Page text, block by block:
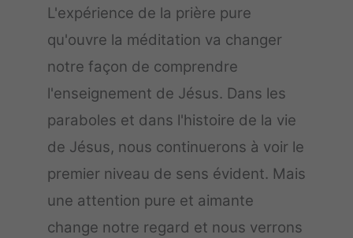
L'expérience de la prière pure
qu'ouvre la méditation va changer
notre façon de comprendre
l'enseignement de Jésus. Dans les
paraboles et dans l'histoire de la vie
de Jésus, nous continuerons à voir le
premier niveau de sens évident. Mais
une attention pure et aimante
change notre regard et nous verrons